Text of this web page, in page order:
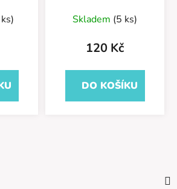
Skladem (5 ks)
120 Kč
DO KOŠÍKU